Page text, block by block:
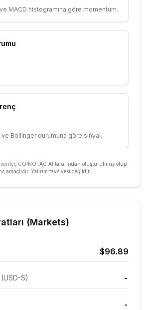
MACD histogramına göre momentum.
ve Bollinger durumuna göre sinyal.
COINOTAG AI tarafından oluşturulmuş olup
amaçlıdır. Yatırım tavsiyesi değildir.
(Markets)
$96.89
S) -
-